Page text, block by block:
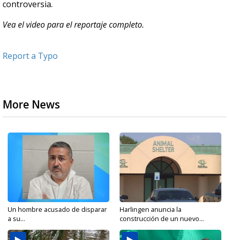
controversia.
Vea el video para el reportaje completo.
Report a Typo
More News
Un hombre acusado de disparar
a su...
Harlingen anuncia la
construcción de un nuevo...